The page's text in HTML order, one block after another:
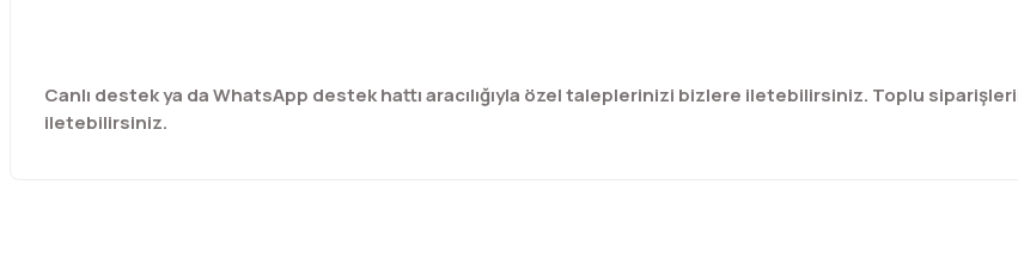
Canlı destek ya da WhatsApp destek hattı aracılığıyla özel taleplerinizi bizlere iletebilirsiniz. Toplu
iletebilirsiniz.